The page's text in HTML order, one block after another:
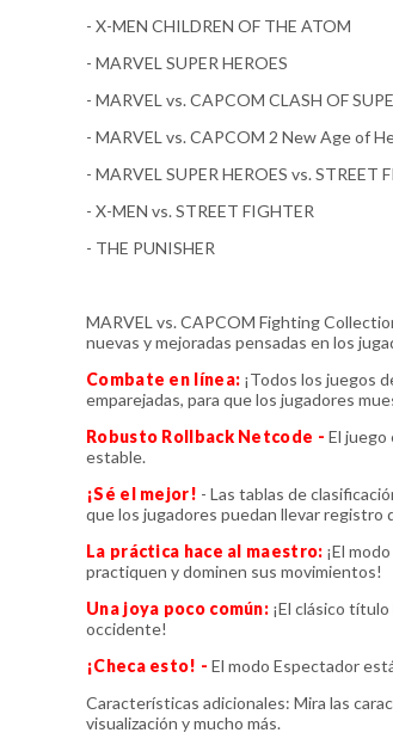
- X-MEN CHILDREN OF THE ATOM
- MARVEL SUPER HEROES
- MARVEL vs. CAPCOM CLASH OF
- MARVEL vs. CAPCOM 2 New Age of
- MARVEL SUPER HEROES vs. STREET
- X-MEN vs. STREET FIGHTER
- THE PUNISHER
MARVEL vs. CAPCOM Fighting
nuevas y mejoradas pensadas en los
Combate en línea: ¡Todos los juegos
emparejadas, para que los jugadores
Robusto Rollback Netcode - El juego
estable.
¡Sé el mejor! - Las tablas de
que los jugadores puedan llevar registro
La práctica hace al maestro: ¡El
practiquen y dominen sus movimientos!
Una joya poco común: ¡El clásico
occidente!
¡Checa esto! - El modo Espectador
Características adicionales: Mira las
visualización y mucho más.